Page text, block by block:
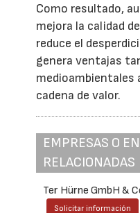
Como resultado,
mejora la calidad
reduce el
genera ventajas
medioambientales
cadena de valor.
EMPRESAS O
RELACIONADAS
Ter Hürne GmbH &
Solicitar información